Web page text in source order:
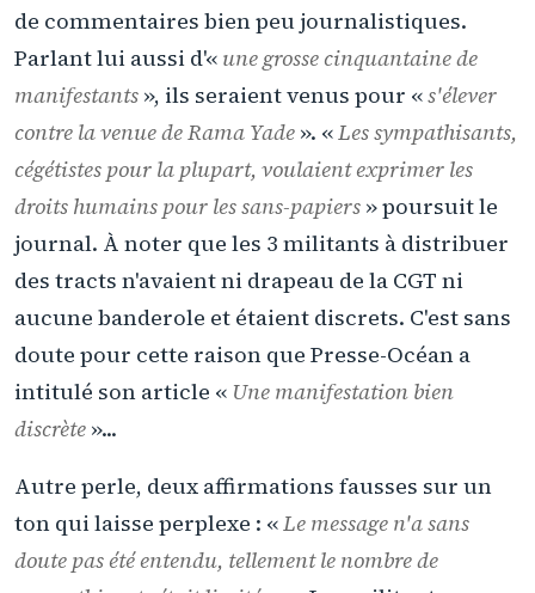
de commentaires bien peu journalistiques.
Parlant lui aussi d'« une grosse cinquantaine de
manifestants », ils seraient venus pour «s'élever
contre la venue de Rama Yade ». «Les sympathisants,
cégétistes pour la plupart, voulaient exprimer les
droits humains pour les sans-papiers » poursuit le
journal. À noter que les 3 militants à distribuer
des tracts n'avaient ni drapeau de la CGT ni
aucune banderole et étaient discrets. C'est sans
doute pour cette raison que Presse-Océan a
intitulé son article « Une manifestation bien
discrète »...
Autre perle, deux affirmations fausses sur un
ton qui laisse perplexe : «Le message n'a sans
doute pas été entendu, tellement le nombre de